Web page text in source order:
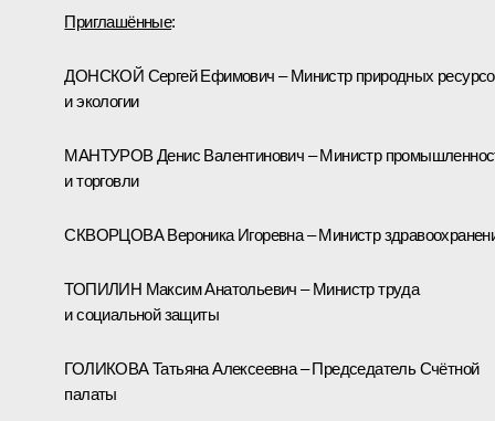
Приглашённые:
ДОНСКОЙ Сергей Ефимович – Министр природных
и экологии
МАНТУРОВ Денис Валентинович – Министр
и торговли
СКВОРЦОВА Вероника Игоревна – Министр
ТОПИЛИН Максим Анатольевич – Министр труда
и социальной защиты
ГОЛИКОВА Татьяна Алексеевна – Председатель Счётной
палаты